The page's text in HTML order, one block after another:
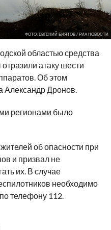
ФОТО: ЕВГЕНИЙ БИЯТОВ / РИА НОВОСТИ
областью средства
атаку шести
Об этом
Александр Дронов.
регионами было
об опасности при
и призвал не
их. В случае
необходимо
телефону 112.